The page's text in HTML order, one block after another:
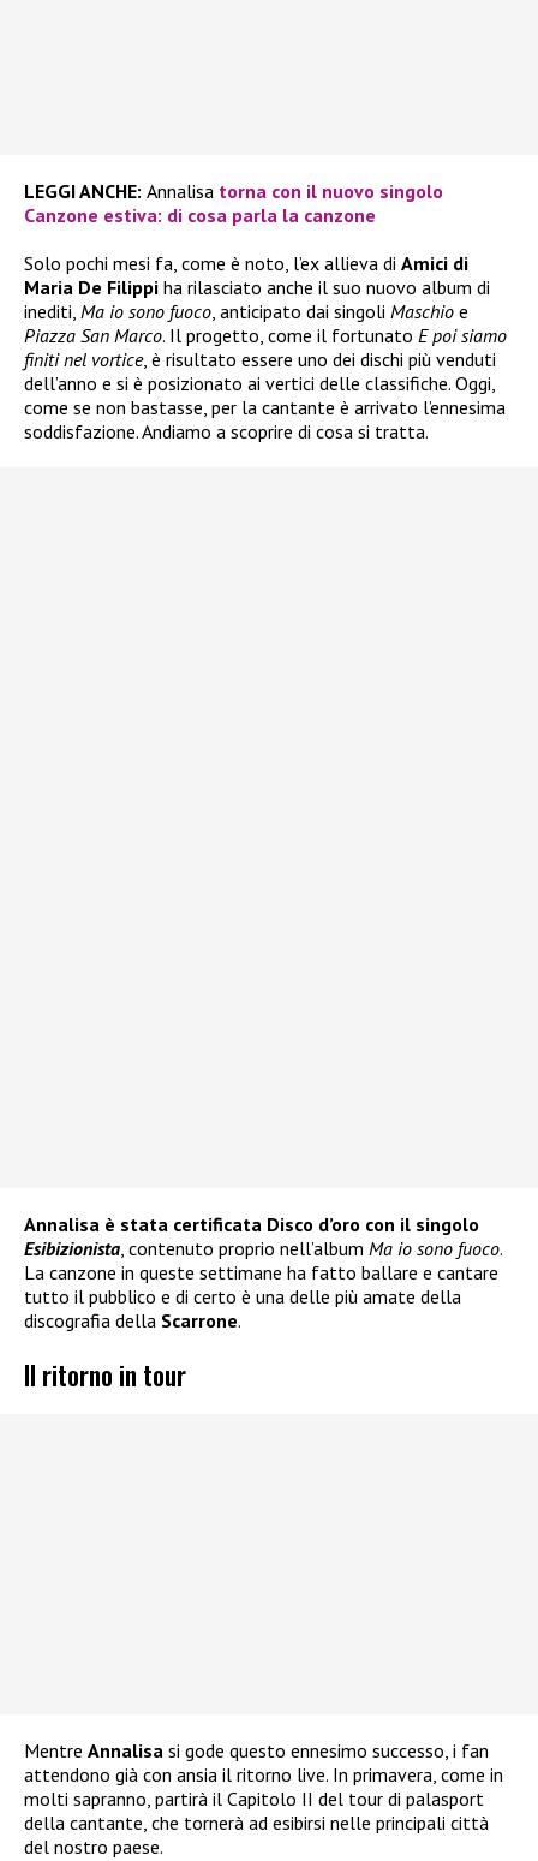
LEGGI ANCHE: Annalisa torna con il nuovo singolo
Canzone estiva: di cosa parla la canzone
Solo pochi mesi fa, come è noto, l’ex allieva di Amici di
Maria De Filippi ha rilasciato anche il suo nuovo album di
inediti, Ma io sono fuoco , anticipato dai singoli Maschio e
Piazza San Marco. Il progetto, come il fortunato E poi siamo
finiti nel vortice, è risultato essere uno dei dischi più venduti
dell’anno e si è posizionato ai vertici delle classifiche. Oggi,
come se non bastasse, per la cantante è arrivato l’ennesima
soddisfazione. Andiamo a scoprire di cosa si tratta.
Annalisa è stata certificata Disco d’oro con il singolo
Esibizionista , contenuto proprio nell’album Ma io sono fuoco.
La canzone in queste settimane ha fatto ballare e cantare
tutto il pubblico e di certo è una delle più amate della
discografia della Scarrone.
Il ritorno in tour
Mentre Annalisa si gode questo ennesimo successo, i fan
attendono già con ansia il ritorno live. In primavera, come in
molti sapranno, partirà il Capitolo II del tour di palasport
della cantante, che tornerà ad esibirsi nelle principali città
del nostro paese.